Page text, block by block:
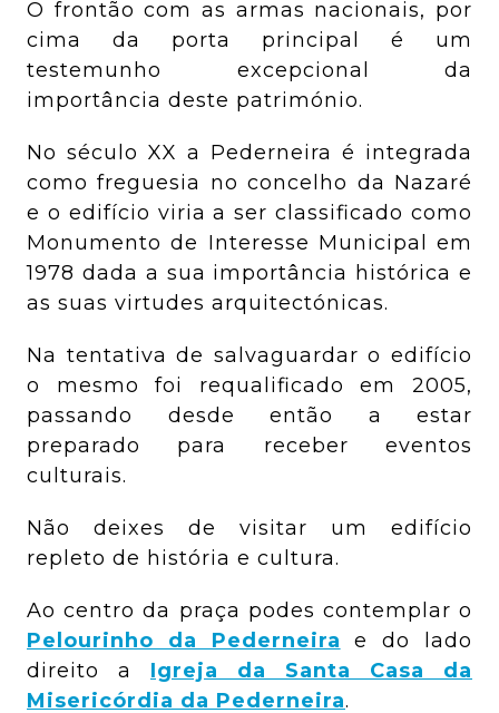
O frontão com as armas nacionais, por
cima da porta principal é um
testemunho excepcional da
importância deste património.
No século XX a Pederneira é integrada
como freguesia no concelho da Nazaré
e o edifício viria a ser classificado como
Monumento de Interesse Municipal em
1978 dada a sua importância histórica e
as suas virtudes arquitectónicas.
Na tentativa de salvaguardar o edifício
o mesmo foi requalificado em 2005,
passando desde então a estar
preparado para receber eventos
culturais.
Não deixes de visitar um edifício
repleto de história e cultura.
Ao centro da praça podes contemplar o
Pelourinho da Pederneira e do lado
direito a Igreja da Santa Casa da
Misericórdia da Pederneira.